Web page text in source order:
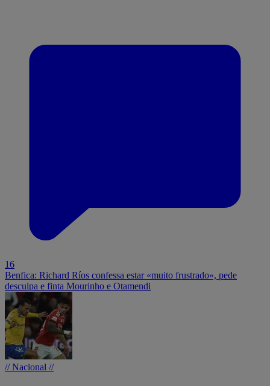
16
Benfica: Richard Ríos confessa estar «muito frustrado», pede
desculpa e finta Mourinho e Otamendi
// Nacional //